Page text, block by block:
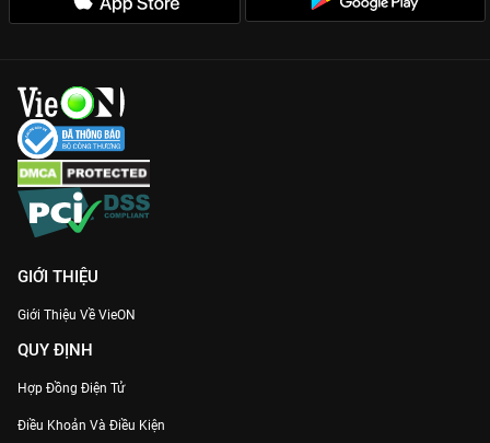
GIỚI THIỆU
Giới Thiệu Về VieON
QUY ĐỊNH
Hợp Đồng Điện Tử
Điều Khoản Và Điều Kiện